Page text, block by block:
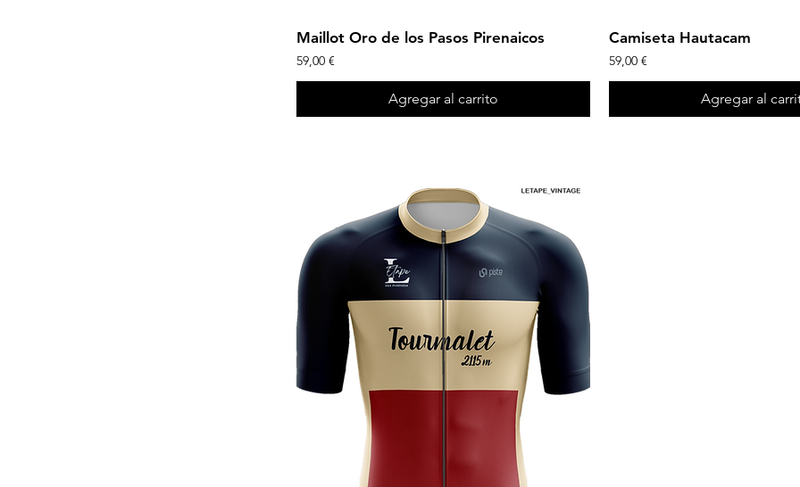
Vista rápida
Maillot Oro de los Pasos Pirenaicos
Precio
59,00 €
Agregar al carrito
Vista rápida
Camiseta Hautacam
Precio
59,00 €
Agregar al